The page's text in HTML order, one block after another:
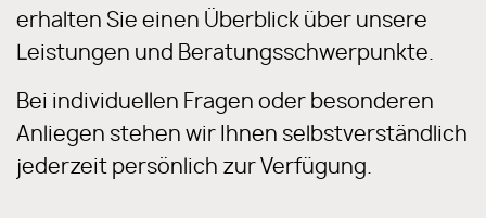
erhalten Sie einen Überblick über unsere
Leistungen und Beratungsschwerpunkte.
Bei individuellen Fragen oder besonderen
Anliegen stehen wir Ihnen selbstverständlich
jederzeit persönlich zur Verfügung.